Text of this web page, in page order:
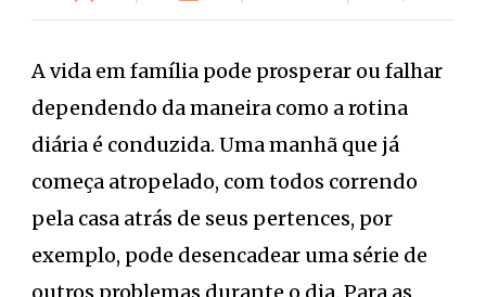
A vida em família pode prosperar ou falhar
dependendo da maneira como a rotina
diária é conduzida. Uma manhã que já
começa atropelado, com todos correndo
pela casa atrás de seus pertences, por
exemplo, pode desencadear uma série de